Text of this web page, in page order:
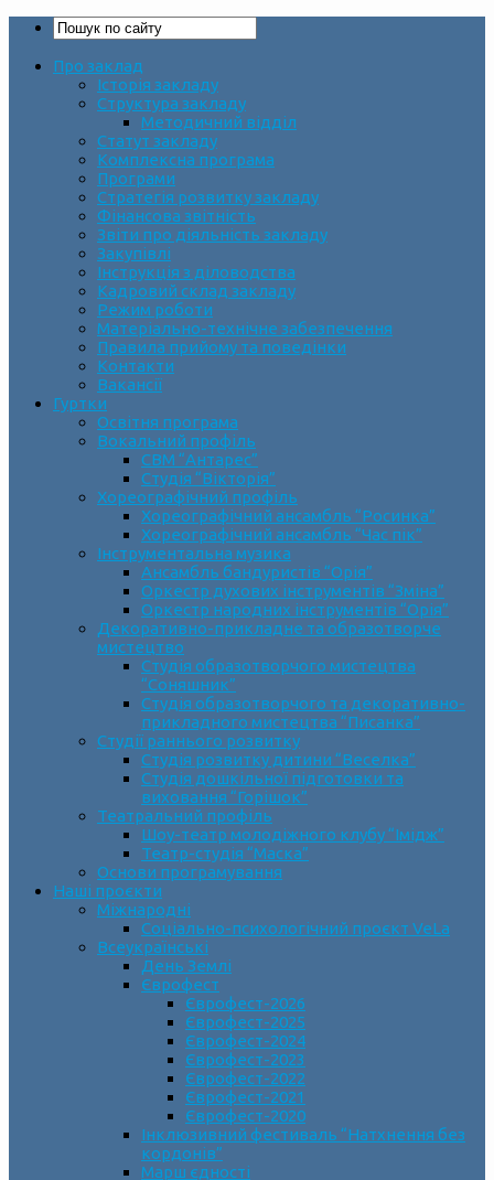
Про заклад
Історія закладу
Структура закладу
Методичний відділ
Статут закладу
Комплексна програма
Програми
Стратегія розвитку закладу
Фінансова звітність
Звіти про діяльність закладу
Закупівлі
Інструкція з діловодства
Кадровий склад закладу
Режим роботи
Матеріально-технічне забезпечення
Правила прийому та поведінки
Контакти
Вакансії
Гуртки
Освітня програма
Вокальний профіль
СВМ “Антарес”
Студія “Вікторія”
Хореографічний профіль
Хореографічний ансамбль “Росинка”
Хореографічний ансамбль “Час пік”
Інструментальна музика
Ансамбль бандуристів “Орія”
Оркестр духових інструментів “Зміна”
Оркестр народних інструментів “Орія”
Декоративно-прикладне та образотворче
мистецтво
Cтудія образотворчого мистецтва
“Соняшник”
Студія образотворчого та декоративно-
прикладного мистецтва “Писанка”
Студії раннього розвитку
Студія розвитку дитини “Веселка”
Студія дошкільної підготовки та
виховання “Горішок”
Театральний профіль
Шоу-театр молодіжного клубу “Імідж”
Театр-студія “Маска”
Основи програмування
Наші проєкти
Міжнародні
Соціально-психологічний проєкт VeLa
Всеукраїнські
День Землі
Єврофест
Єврофест-2026
Єврофест-2025
Єврофест-2024
Єврофест-2023
Єврофест-2022
Єврофест-2021
Єврофест-2020
Інклюзивний фестиваль “Натхнення без
кордонів”
Марш єдності